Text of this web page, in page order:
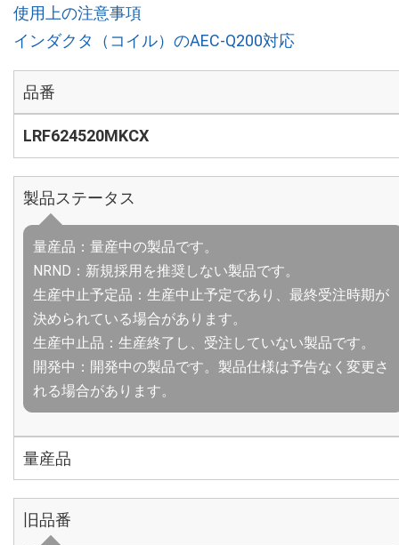
使用上の注意事項
インダクタ（コイル）のAEC-Q200対応
品番
LRF624520MKCX
製品ステータス
量産品：量産中の製品です。
NRND：新規採用を推奨しない製品です。
生産中止予定品：生産中止予定であり、最終受注時期が
決められている場合があります。
生産中止品：生産終了し、受注していない製品です。
開発中：開発中の製品です。製品仕様は予告なく変更さ
れる場合があります。
量産品
旧品番